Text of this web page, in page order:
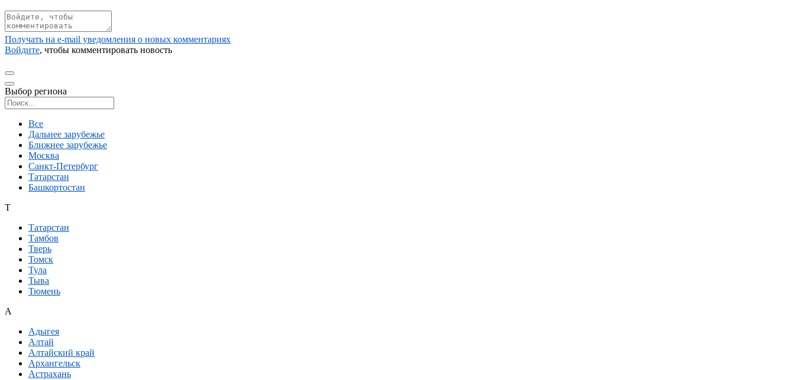
Получать на e‑mail уведомления о новых комментариях
Войдите, чтобы комментировать новость
Выбор региона
Все
Дальнее зарубежье
Ближнее зарубежье
Москва
Санкт-Петербург
Татарстан
Башкортостан
Т
Татарстан
Тамбов
Тверь
Томск
Тула
Тыва
Тюмень
А
Адыгея
Алтай
Алтайский край
Архангельск
Астрахань